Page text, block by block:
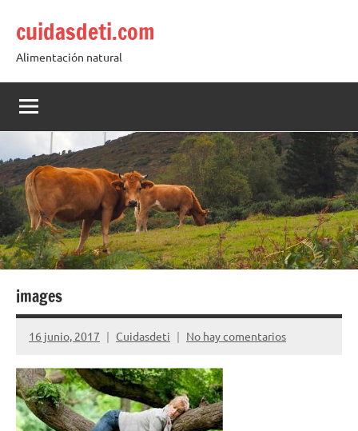
contenido
cuidasdeti.com
Alimentación natural
images
16 junio, 2017 Cuidasdeti No hay comentarios